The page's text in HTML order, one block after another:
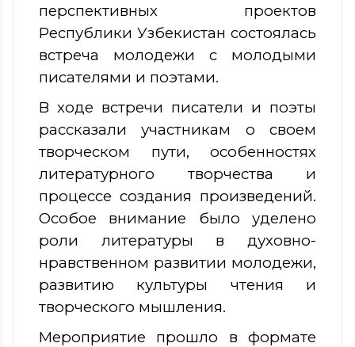
перспективных проектов
Республики Узбекистан состоялась
встреча молодежи с молодыми
писателями и поэтами.
В ходе встречи писатели и поэты
рассказали участникам о своем
творческом пути, особенностях
литературного творчества и
процессе создания произведений.
Особое внимание было уделено
роли литературы в духовно-
нравственном развитии молодежи,
развитию культуры чтения и
творческого мышления.
Мероприятие прошло в формате